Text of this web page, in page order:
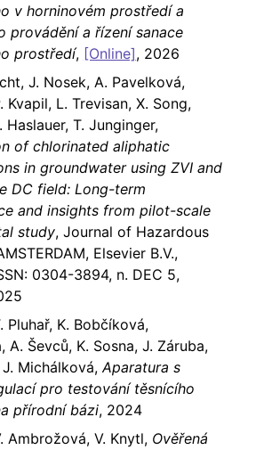
v horninovém prostředí a
provádění a řízení sanace
prostředí, [Online], 2026
J. Nosek, A. Pavelková,
Kvapil, L. Trevisan, X. Song,
Haslauer, T. Junginger,
of chlorinated aliphatic
in groundwater using ZVI and
DC field: Long-term
and insights from pilot-scale
study, Journal of Hazardous
Elsevier B.V.,
0304-3894, n. DEC 5,
Pluhař, K. Bobčíková,
A. Ševců, K. Sosna, J. Záruba,
J. Michálková,Aparatura s
pro testování těsnícího
přírodní bázi, 2024
Ambrožová, V. Knytl, Ověřená